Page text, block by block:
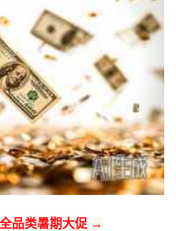
品类暑期大促 →